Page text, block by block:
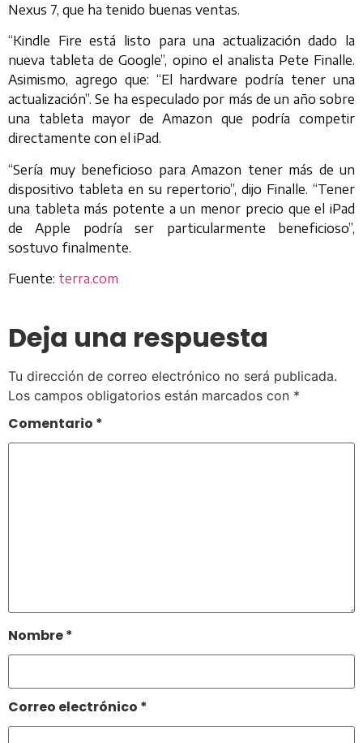
Nexus 7, que ha tenido buenas ventas.
“Kindle Fire está listo para una actualización dado la
nueva tableta de Google”, opino el analista Pete Finalle.
Asimismo, agrego que: “El hardware podría tener una
actualización”. Se ha especulado por más de un año sobre
una tableta mayor de Amazon que podría competir
directamente con el iPad.
“Sería muy beneficioso para Amazon tener más de un
dispositivo tableta en su repertorio”, dijo Finalle. “Tener
una tableta más potente a un menor precio que el iPad
de Apple podría ser particularmente beneficioso”,
sostuvo finalmente.
Fuente: terra.com
Deja una respuesta
Tu dirección de correo electrónico no será publicada.
Los campos obligatorios están marcados con *
Comentario *
Nombre*
Correo electrónico *